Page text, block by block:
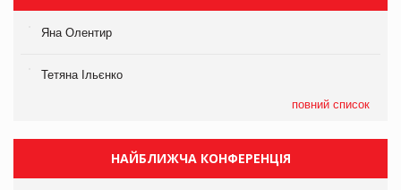
Яна Олентир
Тетяна Ільєнко
повний список
НАЙБЛИЖЧА КОНФЕРЕНЦІЯ